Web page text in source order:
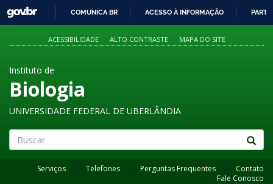
PARA
O
GOVBR
COMUNICA BR ACESSO À INFORMAÇÃO
ACESSIBILIDADE ALTO CONTRASTE MAPA DO SITE
Instituto de
Biologia
UNIVERSIDADE FEDERAL DE UBERLÂNDIA
Serviços Telefones Perguntas Frequentes
Contato
Fale Conosco